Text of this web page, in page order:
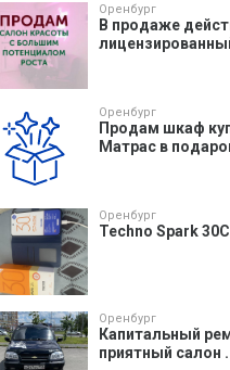
Оренбург
В продаже
Оренбург
Продам шкаф
Матрас в
Оренбург
Techno Spark
Оренбург
Капитальный
приятный салон